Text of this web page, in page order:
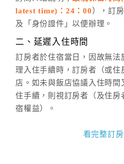
六、聯絡方式
(07)9682715 。
latest time)：24：00 ），訂
及「身份證件」以便辦理。
二、延遲入住時間
訂房者於住宿當日，因故無法
理入住手續時，訂房者（或住
店。如未與飯店協議入住時間
住手續，則視訂房者（及住房
宿權益）。
看完整訂